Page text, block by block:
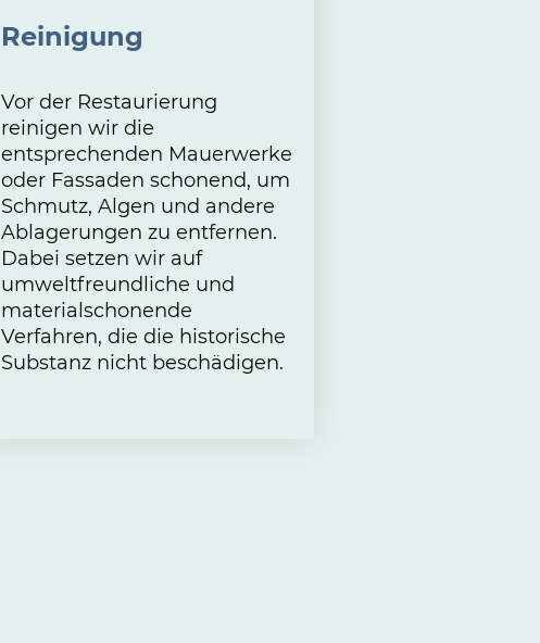
Reinigung
Vor der Restaurierung
reinigen wir die
entsprechenden Mauerwerke
oder Fassaden schonend, um
Schmutz, Algen und andere
Ablagerungen zu entfernen.
Dabei setzen wir auf
umweltfreundliche und
materialschonende
Verfahren, die die historische
Substanz nicht beschädigen.